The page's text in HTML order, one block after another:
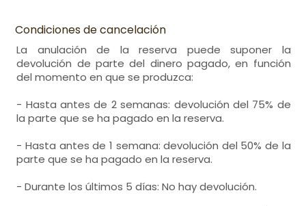
Condiciones de cancelación
La anulación de la reserva puede suponer la
devolución de parte del dinero pagado, en función
del momento en que se produzca:
- Hasta antes de 2 semanas: devolución del 75% de
la parte que se ha pagado en la reserva.
- Hasta antes de 1 semana: devolución del 50% de la
parte que se ha pagado en la reserva.
- Durante los últimos 5 días: No hay devolución.